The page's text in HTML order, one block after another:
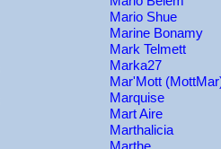
Mario Shue
Marine Bonamy
Mark Telmett
Marka27
Mar'Mott
Marquise
Mart Aire
Marthalicia
Marthe